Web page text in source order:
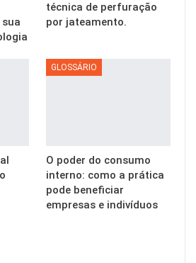
técnica de perfuração
por jateamento.
GLOSSÁRIO
O poder do consumo
interno: como a prática
pode beneficiar
empresas e indivíduos